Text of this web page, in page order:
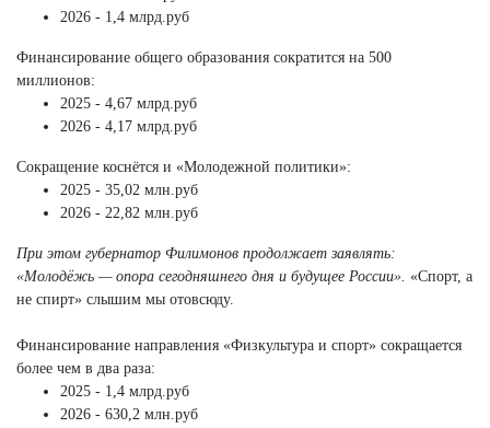
2026 - 1,4 млрд.руб
Финансирование общего образования сократится на 500
миллионов:
2025 - 4,67 млрд.руб
2026 - 4,17 млрд.руб
Сокращение коснётся и «Молодежной политики»:
2025 - 35,02 млн.руб
2026 - 22,82 млн.руб
При этом губернатор Филимонов продолжает заявлять:
«Молодёжь — опора сегодняшнего дня и будущее России». «Спорт, а
не спирт» слышим мы отовсюду.
Финансирование направления «Физкультура и спорт» сокращается
более чем в два раза:
2025 - 1,4 млрд.руб
2026 - 630,2 млн.руб